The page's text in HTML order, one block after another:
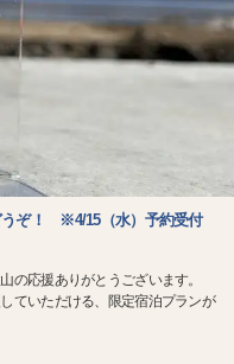
ぞ！ ※4/15（水）予約受付
の応援ありがとうございます。
ていただける、限定宿泊プランが